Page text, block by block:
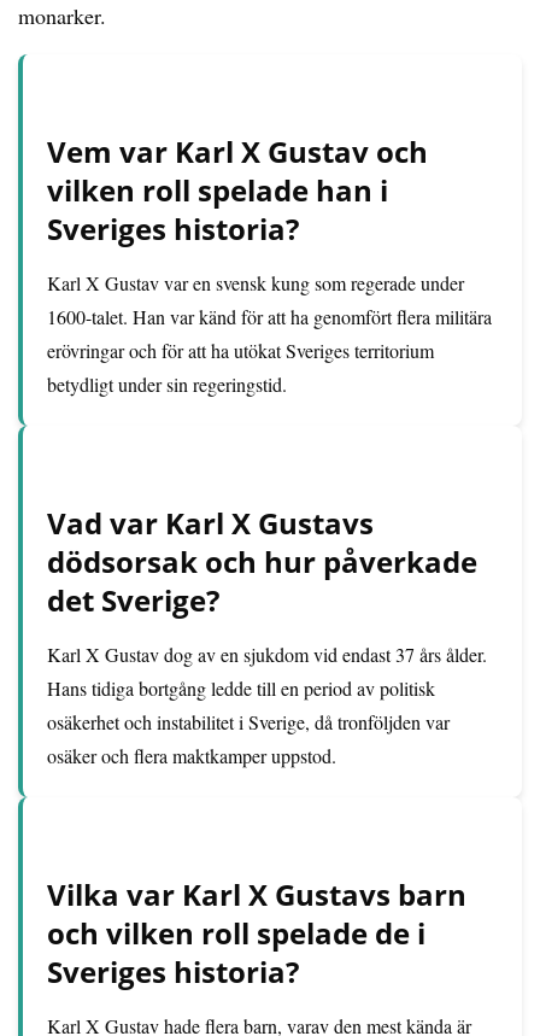
monarker.
Vem var Karl X Gustav och
vilken roll spelade han i
Sveriges historia?
Karl X Gustav var en svensk kung som regerade under
1600-talet. Han var känd för att ha genomfört flera militära
erövringar och för att ha utökat Sveriges territorium
betydligt under sin regeringstid.
Vad var Karl X Gustavs
dödsorsak och hur påverkade
det Sverige?
Karl X Gustav dog av en sjukdom vid endast 37 års ålder.
Hans tidiga bortgång ledde till en period av politisk
osäkerhet och instabilitet i Sverige, då tronföljden var
osäker och flera maktkamper uppstod.
Vilka var Karl X Gustavs barn
och vilken roll spelade de i
Sveriges historia?
Karl X Gustav hade flera barn, varav den mest kända är